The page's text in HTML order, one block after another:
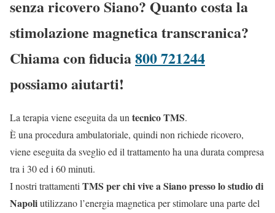
senza ricovero Siano? Quanto costa la
stimolazione magnetica transcranica?
Chiama con fiducia800 721244
possiamo aiutarti!
La terapia viene eseguita da untecnico TMS.
È una procedura ambulatoriale, quindi non richiede ricovero,
viene eseguita da sveglio ed il trattamento ha una durata compresa
tra i 30 ed i 60 minuti.
I nostri trattamentiTMS per chi vive a Siano presso lo studio di
Napoliutilizzano l’energia magnetica per stimolare una parte del